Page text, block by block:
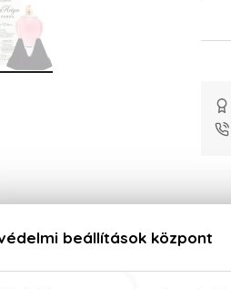
LEÍRÁS